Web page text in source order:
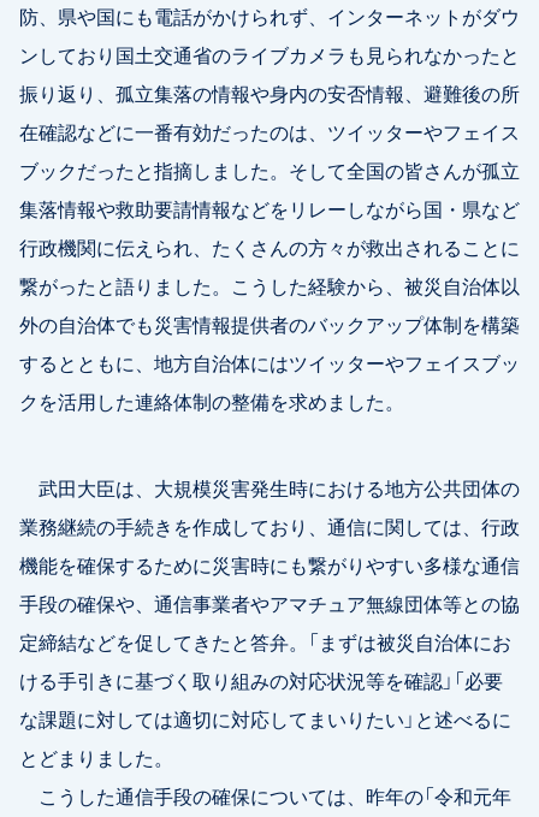
防、県や国にも電話がかけられず、インターネットがダウ
ンしており国土交通省のライブカメラも見られなかったと
振り返り、孤立集落の情報や身内の安否情報、避難後の所
在確認などに一番有効だったのは、ツイッターやフェイス
ブックだったと指摘しました。そして全国の皆さんが孤立
集落情報や救助要請情報などをリレーしながら国・県など
行政機関に伝えられ、たくさんの方々が救出されることに
繋がったと語りました。こうした経験から、被災自治体以
外の自治体でも災害情報提供者のバックアップ体制を構築
するとともに、地方自治体にはツイッターやフェイスブッ
クを活用した連絡体制の整備を求めました。
武田大臣は、大規模災害発生時における地方公共団体の
業務継続の手続きを作成しており、通信に関しては、行政
機能を確保するために災害時にも繋がりやすい多様な通信
手段の確保や、通信事業者やアマチュア無線団体等との協
定締結などを促してきたと答弁。「まずは被災自治体にお
ける手引きに基づく取り組みの対応状況等を確認」「必要
な課題に対しては適切に対応してまいりたい」と述べるに
とどまりました。
こうした通信手段の確保については、昨年の「令和元年